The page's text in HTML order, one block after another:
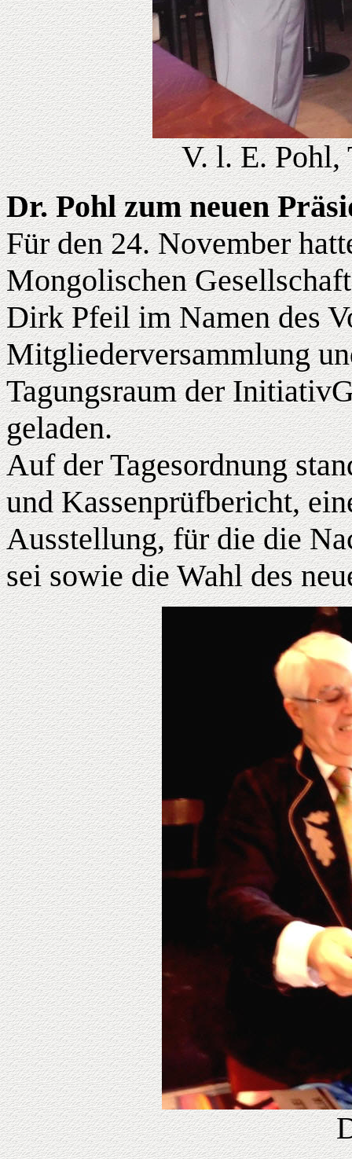
V. l. E. Pohl,
Dr. Pohl zum neuen
Für den 24. November
Mongolischen
Dirk Pfeil im Namen des
Mitgliederversammlung
Tagungsraum der
geladen.
Auf der Tagesordnung
und Kassenprüfbericht,
Ausstellung, für die die
sei sowie die Wahl des